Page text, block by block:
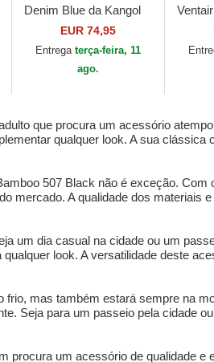
Denim Blue da Kangol
EUR 74,95
Entrega terça-feira, 11
ago.
que procura um acessório
qualquer look. A sua
507 Black não é exceção.
mercado. A qualidade dos materiais
um dia casual na cidade ou um
look. A versatilidade deste
mas também estará sempre na
Seja para um passeio pela cidade
um acessório de qualidade e